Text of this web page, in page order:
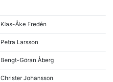
Klas-Åke Fredén
Petra Larsson
Bengt-Göran Åberg
Christer Johansson